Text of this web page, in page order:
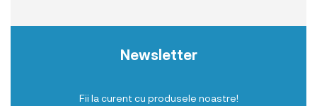
Newsletter
Fii la curent cu produsele noastre!